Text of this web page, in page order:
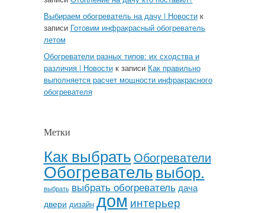
Выбираем обогреватель на дачу | Новостик
записи Готовим инфракрасный обогреватель
летом
Обогреватели разных типов: их сходства и
различия | Новостик записи Как правильно
выполняется расчет мощности инфракрасного
обогревателя
Метки
Как выбрать Обогреватели
Обогревательвыбор.
выбрать выбрать обогреватель дача
двери дизайн дом интерьер